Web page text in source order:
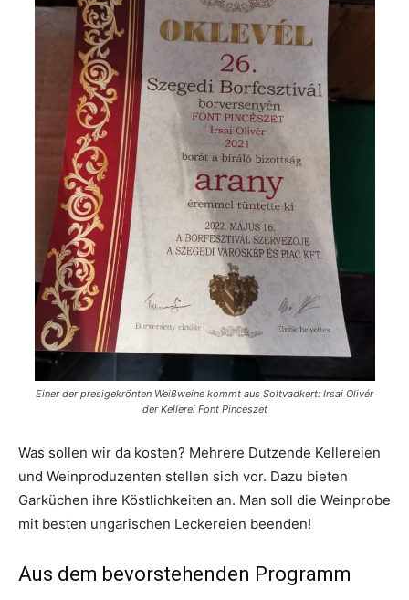
Einer der presigekrönten Weißweine kommt aus Soltvadkert: Irsai Olivér
der Kellerei Font Pincészet
Was sollen wir da kosten? Mehrere Dutzende Kellereien
und Weinproduzenten stellen sich vor. Dazu bieten
Garküchen ihre Köstlichkeiten an. Man soll die Weinprobe
mit besten ungarischen Leckereien beenden!
Aus dem bevorstehenden Programm